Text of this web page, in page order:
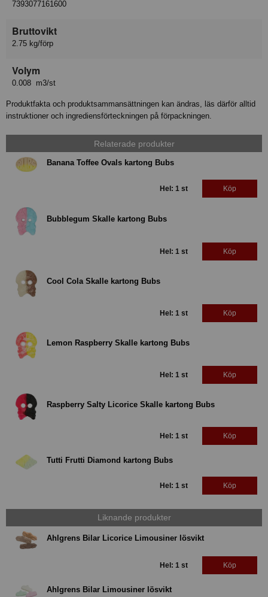
7393077161600
Bruttovikt
2.75 kg/förp
Volym
0.008 m3/st
Produktfakta och produktsammansättningen kan ändras, läs därför alltid
instruktioner och ingrediensförteckningen på förpackningen.
Relaterade produkter
Banana Toffee Ovals kartong Bubs
Hel: 1 st Köp
Bubblegum Skalle kartong Bubs
Hel: 1 st Köp
Cool Cola Skalle kartong Bubs
Hel: 1 st Köp
Lemon Raspberry Skalle kartong Bubs
Hel: 1 st Köp
Raspberry Salty Licorice Skalle kartong Bubs
Hel: 1 st Köp
Tutti Frutti Diamond kartong Bubs
Hel: 1 st Köp
Liknande produkter
Ahlgrens Bilar Licorice Limousiner lösvikt
Hel: 1 st Köp
Ahlgrens Bilar Limousiner lösvikt